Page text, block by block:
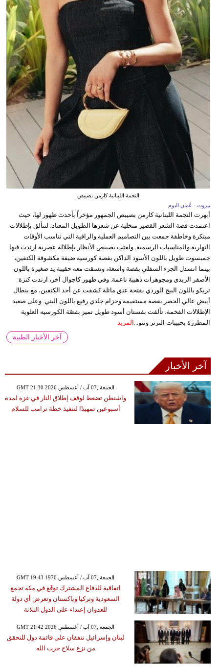
النجمة اللبنانية كارمن بصيبص
بيروت - عُمان اليوم
أبهرت النجمة اللبنانية كارمن بصيبص الجمهور مؤخراً بأحدث ظهور لها، حيث
اعتمدت قصة الشعر القصير متخلية عن شعرها الطويل المعتاد، لتتألق بإطلالات
مبتكرة وخاطفة جمعت بين التصاميم العملية والراقية التي تناسب الأوقات
النهارية والمناسبات الرسمية. ولفتت بصيبص الأنظار بإطلالة عصرية ارتدت فيها
جمبسوت طويل باللون الأسود الداكن بقصة كورسيه ضيقة مكشوفة الكتفين،
بينما انسدل الجزء السفلي بقصة واسعة، ونسقت معه حقيبة يد صغيرة باللون
الأصفر الزبدي ومجوهرات ذهبية ناعمة. وفي ظهور كاجوال آخر، ارتدت كنزة
تريكو باللون البيج الوردي بفتحة عنق مائلة كشفت عن أحد الكتفين، مع بنطال
أبيض عالي الخصر بقصة مستقيمة وحزام جلدي رفيع باللون البني. وعلى صعيد
الإطلالات الفخمة، تألقت بفستان أسود طويل تميز بقصّة الكورسيه العلوية
المطرزة بحبيبات الترتر وتنو... المزيد
آخر الأخبار الطبية
آخر الأخبار
GMT 21:30 2026 الجمعة ,07 آب / أغسطس
واشنطن تضغط لوقف إطلاق النار في غزة لمدة
أسبوعين تمهيدًا لتنفيذ خطة ترامب للسلام
GMT 19:43 1970 الجمعة ,07 آب / أغسطس
اتفاقية للدفاع المشترك توقَع في مكة تجمع
السعودية وتركيا وباكستان وتعرض أي دولة
للعدوان إعتداء على الدول الثلاثة
GMT 21:42 2026 الجمعة ,07 آب / أغسطس
لبنان وإسرائيل تتفقان على قائمة دول للتحقق
من نزع سلاح حزب الله